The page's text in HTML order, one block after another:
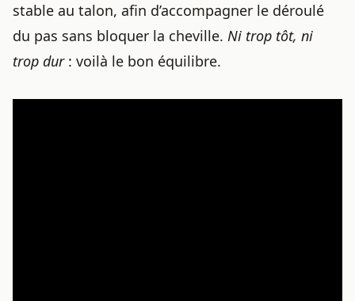
stable au talon, afin d’accompagner le déroulé
du pas sans bloquer la cheville. Ni trop tôt, ni
trop dur: voilà le bon équilibre.